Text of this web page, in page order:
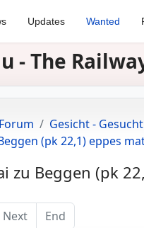
Updates Wanted
- The
Gesicht -
(pk 22,1) eppes
zu Beggen (pk
Next End